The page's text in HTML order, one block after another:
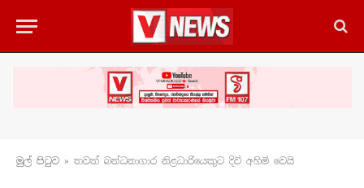
මුල් පිටු​ව » තවත් බන්ධනාගාර නිළධාරියෙකුට දිවි අහිමි වෙයි